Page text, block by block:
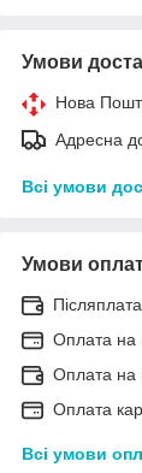
Умови
Нова
Адресна
Всі умови
Умови
Післяплата
Оплата на
Оплата на
Оплата
Всі умови